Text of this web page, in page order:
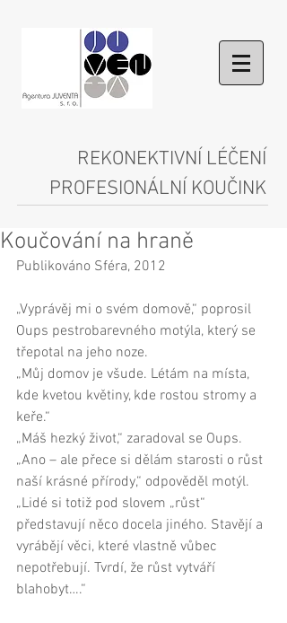
PROFESIONÁLNÍ KOUČINK
REKONEKTIVNÍ LÉČENÍ
Koučování na hraně
Publikováno Sféra, 2012
„Vyprávěj mi o svém domově,“ poprosil
Oups pestrobarevného motýla, který se
třepotal na jeho noze.
„Můj domov je všude. Létám na místa,
kde kvetou květiny, kde rostou stromy a
keře.“
„Máš hezký život,“ zaradoval se Oups.
„Ano – ale přece si dělám starosti o růst
naší krásné přírody,“ odpověděl motýl.
„Lidé si totiž pod slovem „růst“
představují něco docela jiného. Stavějí a
vyrábějí věci, které vlastně vůbec
nepotřebují. Tvrdí, že růst vytváří
blahobyt….“